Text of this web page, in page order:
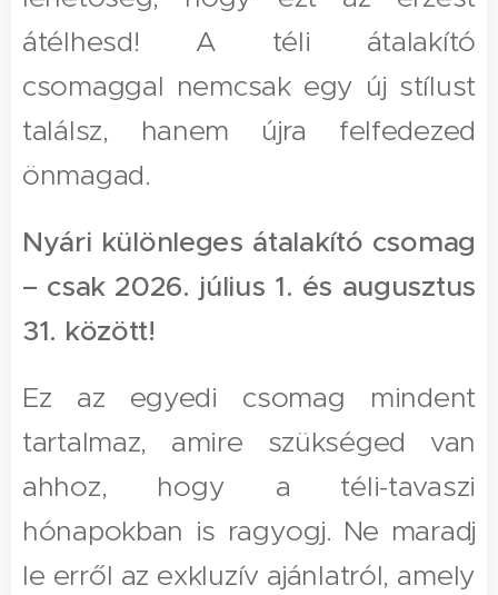
átélhesd! A téli átalakító
csomaggal nemcsak egy új stílust
találsz, hanem újra felfedezed
önmagad.
Nyári különleges átalakító csomag
– csak 2026. július 1. és augusztus
31. között!
Ez az egyedi csomag mindent
tartalmaz, amire szükséged van
ahhoz, hogy a téli-tavaszi
hónapokban is ragyogj. Ne maradj
le erről az exkluzív ajánlatról, amely